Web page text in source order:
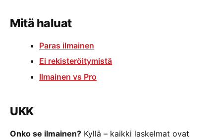
Mitä haluat
Paras ilmainen
Ei rekisteröitymistä
Ilmainen vs Pro
UKK
Onko se ilmainen? Kyllä – kaikki laskelmat ovat